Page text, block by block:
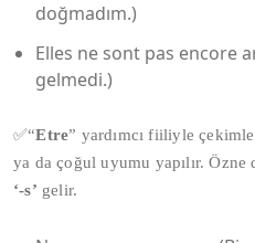
doğmadım.)
Elles ne sont pas encore
gelmedi.)
✅“Etre” yardımcı fiiliyle
ya da çoğul uyumu yapılır.
‘-s’ gelir.